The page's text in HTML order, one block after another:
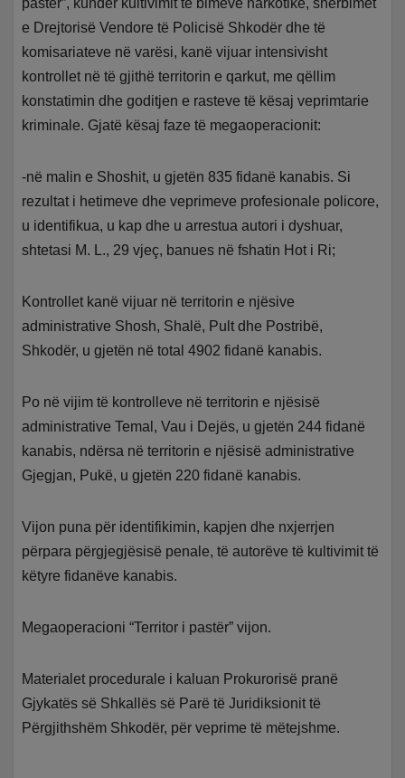
pastër”, kundër kultivimit të bimëve narkotike, shërbimet
e Drejtorisë Vendore të Policisë Shkodër dhe të
komisariateve në varësi, kanë vijuar intensivisht
kontrollet në të gjithë territorin e qarkut, me qëllim
konstatimin dhe goditjen e rasteve të kësaj veprimtarie
kriminale. Gjatë kësaj faze të megaoperacionit:
-në malin e Shoshit, u gjetën 835 fidanë kanabis. Si
rezultat i hetimeve dhe veprimeve profesionale policore,
u identifikua, u kap dhe u arrestua autori i dyshuar,
shtetasi M. L., 29 vjeç, banues në fshatin Hot i Ri;
Kontrollet kanë vijuar në territorin e njësive
administrative Shosh, Shalë, Pult dhe Postribë,
Shkodër, u gjetën në total 4902 fidanë kanabis.
Po në vijim të kontrolleve në territorin e njësisë
administrative Temal, Vau i Dejës, u gjetën 244 fidanë
kanabis, ndërsa në territorin e njësisë administrative
Gjegjan, Pukë, u gjetën 220 fidanë kanabis.
Vijon puna për identifikimin, kapjen dhe nxjerrjen
përpara përgjegjësisë penale, të autorëve të kultivimit të
këtyre fidanëve kanabis.
Megaoperacioni “Territor i pastër” vijon.
Materialet procedurale i kaluan Prokurorisë pranë
Gjykatës së Shkallës së Parë të Juridiksionit të
Përgjithshëm Shkodër, për veprime të mëtejshme.